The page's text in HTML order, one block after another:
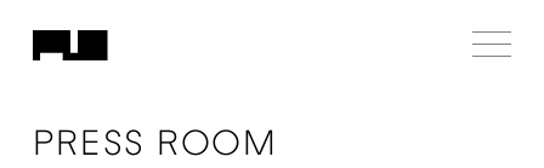
PRESS ROOM